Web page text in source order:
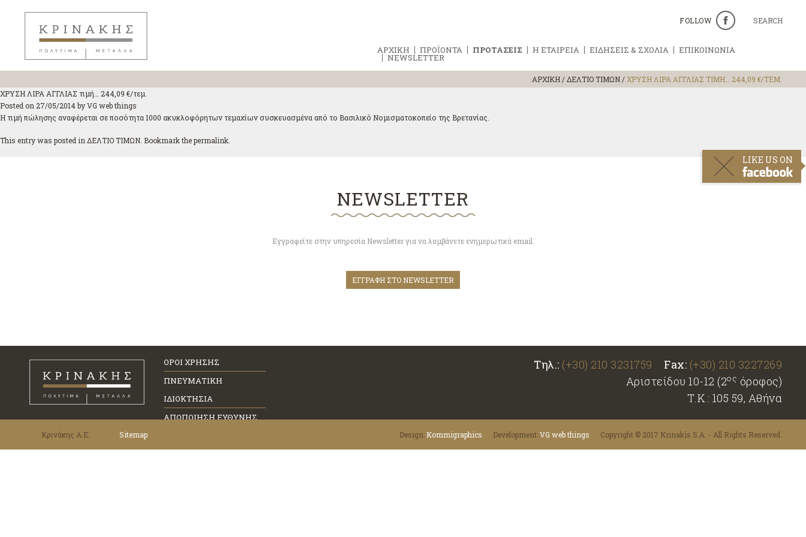
FOLLOW SEARCH
ΑΡΧΙΚΗ ΠΡΟΪΟΝΤΑ ΠΡΟΤΑΣΕΙΣ Η ΕΤΑΙΡΕΙΑ ΕΙΔΗΣΕΙΣ & ΣΧΟΛΙΑ ΕΠΙΚΟΙΝΩΝΙΑ
NEWSLETTER
ΑΡΧΙΚΗ /ΔΕΛΤΙΟ ΤΙΜΩΝ /ΧΡΥΣΗ ΛΙΡΑ ΑΓΓΛΙΑΣ ΤΙΜΗ… 244,09 €/ΤΕΜ.
ΧΡΥΣΗ ΛΙΡΑ ΑΓΓΛΙΑΣ τιμή… 244,09 €/τεμ.
Posted on 27/05/2014byVG web things
Η τιμή πώλησης αναφέρεται σε ποσότητα 1000 ακυκλοφόρητων τεμαχίων συσκευασμένα από το Βασιλικό Νομισματοκοπείο της Βρετανίας.
This entry was posted in ΔΕΛΤΙΟ ΤΙΜΩΝ . Bookmark thepermalink
NEWSLETTER
Εγγραφείτε στην υπηρεσία Newsletter για να λαμβάνετε ενημερωτικά email.
ΕΓΓΡΑΦΗ ΣΤΟ NEWSLETTER
ΟΡΟΙ ΧΡΗΣΗΣ
ΠΝΕΥΜΑΤΙΚΗ
ΙΔΙΟΚΤΗΣΙΑ
ΑΠΟΠΟΙΗΣΗ ΕΥΘΥΝΗΣ
Τηλ.: (+30) 210 3231759 Fax: (+30) 210 3227269
Αριστείδου 10-12 (2ος όροφος)
Τ.Κ.: 105 59, Αθήνα
Κρινάκης Α.Ε. Sitemap Design: Κommigraphics Development:VG web things Copyright © 2017 Krinakis S.A. - All Rights Reserved.
LIKE US ON